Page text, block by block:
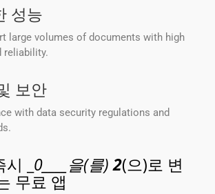
성능
large volumes of documents with high
reliability.
보안
with data security regulations and
_ 0____을(를)2(으)로 변
무료 앱